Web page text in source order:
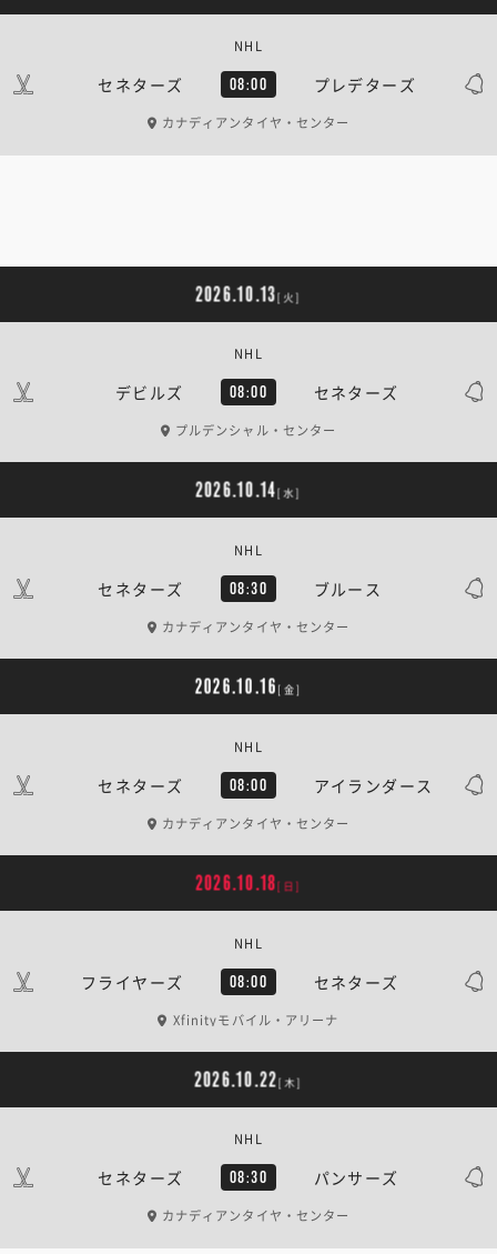
セネターズ 08:00 プレデターズ
NHL
カナディアンタイヤ・センター
2026.10.13[火]
デビルズ 08:00 セネターズ
NHL
プルデンシャル・センター
2026.10.14[水]
セネターズ 08:30 ブルース
NHL
カナディアンタイヤ・センター
2026.10.16 [金]
セネターズ 08:00 アイランダース
NHL
カナディアンタイヤ・センター
2026.10.18[日]
フライヤーズ 08:00 セネターズ
NHL
Xfinityモバイル・アリーナ
2026.10.22[木]
セネターズ 08:30 パンサーズ
NHL
カナディアンタイヤ・センター